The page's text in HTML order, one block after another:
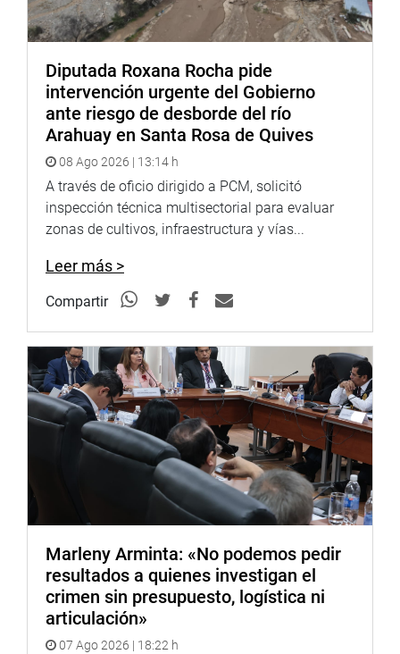
Diputada Roxana Rocha pide
intervención urgente del Gobierno
ante riesgo de desborde del río
Arahuay en Santa Rosa de Quives
08 Ago 2026 | 13:14 h
A través de oficio dirigido a PCM, solicitó
inspección técnica multisectorial para evaluar
zonas de cultivos, infraestructura y vías...
Leer más >
Compartir
Marleny Arminta: «No podemos pedir
resultados a quienes investigan el
crimen sin presupuesto, logística ni
articulación»
07 Ago 2026 | 18:22 h